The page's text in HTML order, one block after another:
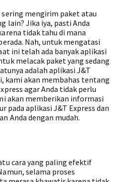
sering mengirim paket atau
lain? Jika iya, pasti Anda
tidak tahu di mana
Nah, untuk mengatasi
ini telah ada banyak aplikasi
melacak paket yang sedang
adalah aplikasi J&T
kami akan membahas tentang
agar Anda tidak perlu
akan memberikan informasi
aplikasi J&T Express dan
Anda dengan mudah.
cara yang paling efektif
selama proses